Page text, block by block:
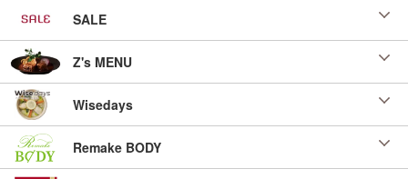
SALE
Z's MENU
Wisedays
Remake BODY